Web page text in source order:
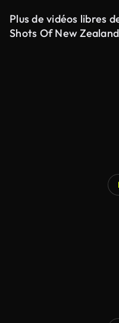
Plus de vidéos libres
Shots Of New